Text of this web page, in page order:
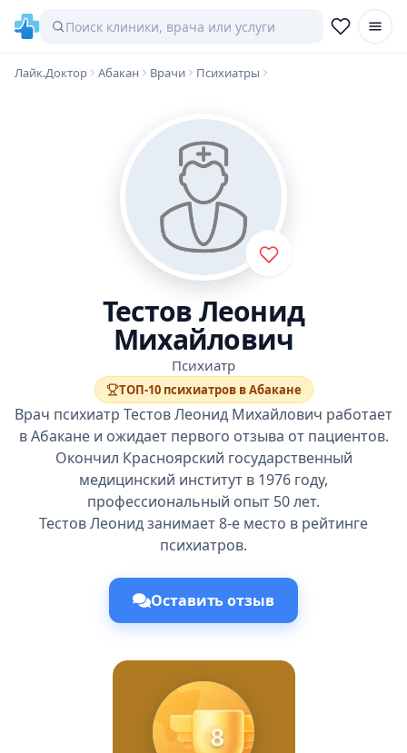
Лайк.Доктор Абакан Врачи Психиатры
Тестов Леонид
Михайлович
Психиатр
ТОП-10 психиатров в Абакане
Врач психиатр Тестов Леонид Михайлович работает
в Абакане и ожидает первого отзыва от пациентов.
Окончил Красноярский государственный
медицинский институт в 1976 году,
профессиональный опыт 50 лет.
Тестов Леонид занимает 8-е место в рейтинге
психиатров.
Оставить отзыв
8